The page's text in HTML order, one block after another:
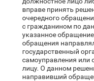
вправе принять
очередного
с гражданином по
указанное
обращения
государственный
самоуправления или
лицу. О данном
направивший